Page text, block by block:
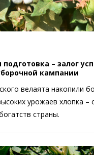
подготовка – залог
кампании
велаята накопили
урожаев хлопка –
страны.